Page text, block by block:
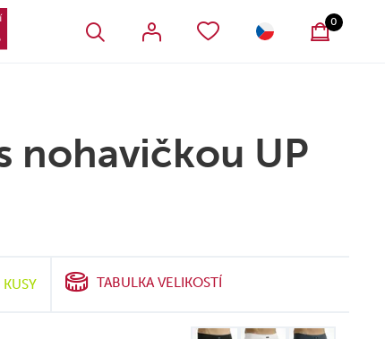
0
SLOVENSKO
nohavičkou UP
TABULKA VELIKOSTÍ